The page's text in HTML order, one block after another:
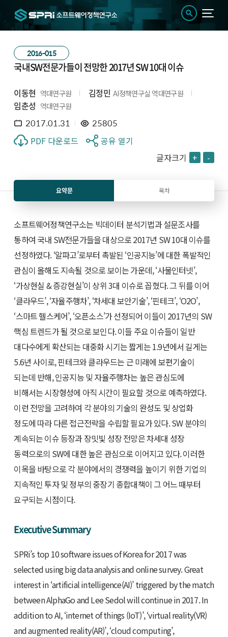
2016-015
국내SW전문가들이 전망한 2017년 SW 10대 이슈
이동현 역대연구원 김정민 AI정책연구실 역대연구원
임춘성 역대연구원
2017.01.31 25805
PDF 다운로드
공유 열기
글자크기 + -
요약문 목차
소프트웨어정책연구소는 빅데이터 분석기법과 설문조사를
통하여 국내 SW전문가들을 대상으로 2017년 SW 10대 이슈를
선정하였다. ‘알파고’로부터 촉발된 ‘인공지능’에 대한 폭발적인
관심이 올해도 지속될 것으로 보이는 가운데, ‘사물인터넷’,
‘가상현실 & 증강현실’이 상위 3대 이슈로 꼽혔다. 그 뒤를 이어
‘클라우드’, ‘자율주행차’, ‘차세대 보안기술’, ‘핀테크’, ‘O2O’,
‘스마트 헬스케어’, ‘오픈소스’가 선정되어 이들이 2017년의 SW
핵심 트렌드가 될 것으로 보인다. 이들 주요 이슈들이 일반
대다수에게 확산되는 대중화 시기는 짧게는 1.9년에서 길게는
5.6년 사이로, 핀테크와 클라우드는 근 미래에 보편기술이
되는데 반해, 인공지능 및 자율주행차는 높은 관심도에
비해서는 시장형성에 아직 시간이 필요할 것으로 예측하였다.
이런 전망을 고려하여 각 분야의 기술의 완성도 및 상업화
정도에 따라 다른 접근전략을 수립할 필요가 있다. SW 분야의
계속되는 이슈 등장과 장밋빛 성장 전망은 차세대 성장
동력으로의 SW에 대한 높은 관심으로 이어지고 있다. 이러한
이목을 바탕으로 각 분야에서의 경쟁력을 높이기 위한 기업의
지속적인 투자 및 정부의 중장기 종합대책이 그 어느 때부터
요구되는 시점이다.
Executive Summary
SPRi’s top 10 software issues of Korea for 2017 was
selected using big data analysis and online survey. Great
interest in ‘artificial intelligence(AI)’ triggered by the match
between AlphaGo and Lee Sedol will continue in 2017. In
addition to AI, ‘internet of things (IoT)’, ‘virtual reality(VR)
and augmented reality(AR)’, ‘cloud computing’,